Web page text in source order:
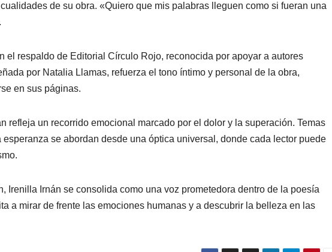
de su obra. «Quiero que mis palabras lleguen como si fueran una
el respaldo de Editorial Círculo Rojo, reconocida por apoyar a autores
por Natalia Llamas, refuerza el tono íntimo y personal de la obra,
en sus páginas.
refleja un recorrido emocional marcado por el dolor y la superación. Temas
se abordan desde una óptica universal, donde cada lector puede
Irenilla Irnán se consolida como una voz prometedora dentro de la poesía
a mirar de frente las emociones humanas y a descubrir la belleza en las